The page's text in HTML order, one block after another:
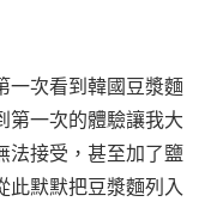
一次看到韓國豆漿麵
第一次的體驗讓我大
法接受，甚至加了鹽
此默默把豆漿麵列入